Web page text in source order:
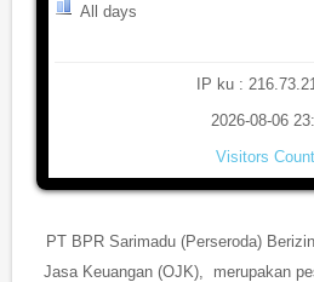
All days
IP ku :
2026-08-06
Visitors
PT BPR Sarimadu (Perseroda)
Jasa Keuangan (OJK), merupakan